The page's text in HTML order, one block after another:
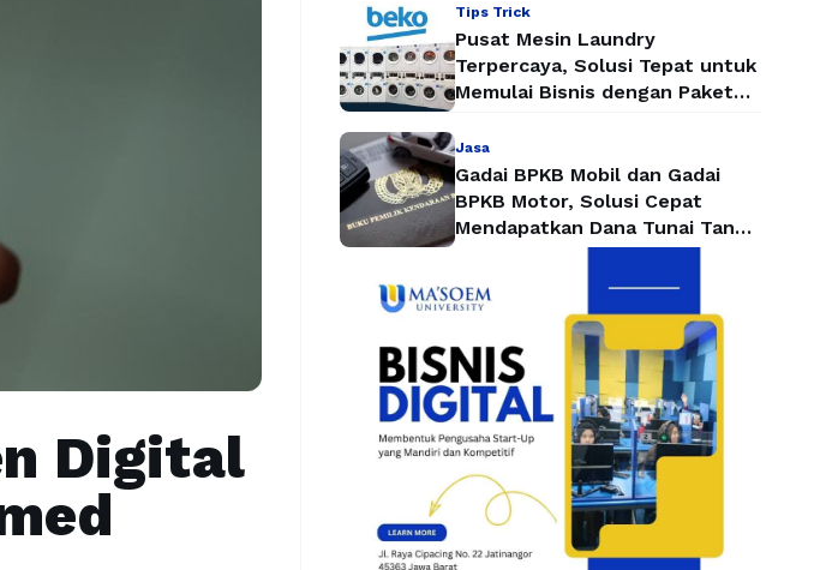
Digital
Tips Trick
Pusat Mesin Laundry
Terpercaya, Solusi Tepat untuk
Memulai Bisnis dengan Paket
Jasa
Gadai BPKB Mobil dan Gadai
BPKB Motor, Solusi Cepat
Mendapatkan Dana Tunai Tanpa
Kehilangan Kendaraan